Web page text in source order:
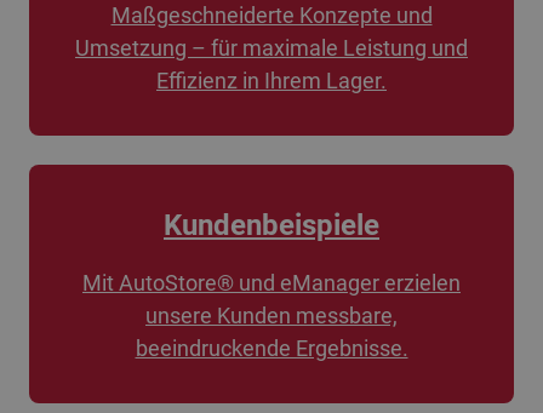
Maßgeschneiderte Konzepte und
Umsetzung – für maximale Leistung und
Effizienz in Ihrem Lager.
Kundenbeispiele
Mit AutoStore® und eManager erzielen
unsere Kunden messbare,
beeindruckende Ergebnisse.